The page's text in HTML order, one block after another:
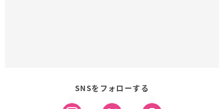
SNSをフォローする